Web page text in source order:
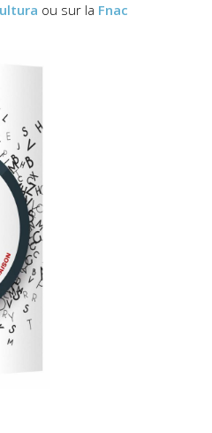
ou sur la Fnac